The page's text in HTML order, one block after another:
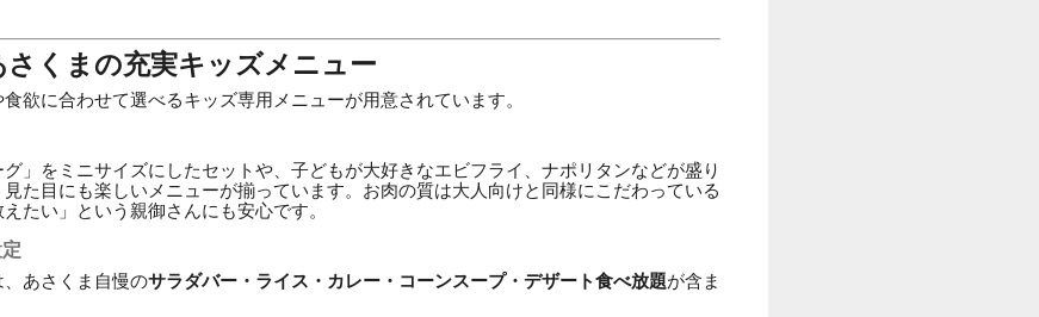
くまの充実キッズメニュー
欲に合わせて選べるキッズ専用メニューが用意されています。
」をミニサイズにしたセットや、子どもが大好きなエビフライ、ナポリタンなどが盛り
た目にも楽しいメニューが揃っています。お肉の質は大人向けと同様にこだわっている
たい」という親御さんにも安心です。
あさくま自慢のサラダバー・ライス・カレー・コーンスープ・デザート食べ放題が含ま